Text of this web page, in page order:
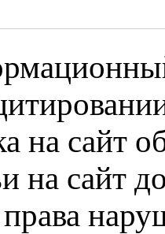
на сайт
на сайт